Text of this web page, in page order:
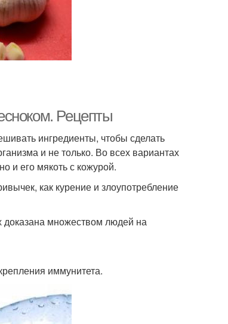
Рецепты
ингредиенты, чтобы сделать
и не только. Во всех вариантах
и его мякоть с кожурой.
как курение и злоупотребление
доказана множеством людей на
иммунитета.